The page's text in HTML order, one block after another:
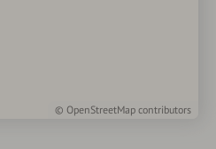
© OpenStreetMap contributors